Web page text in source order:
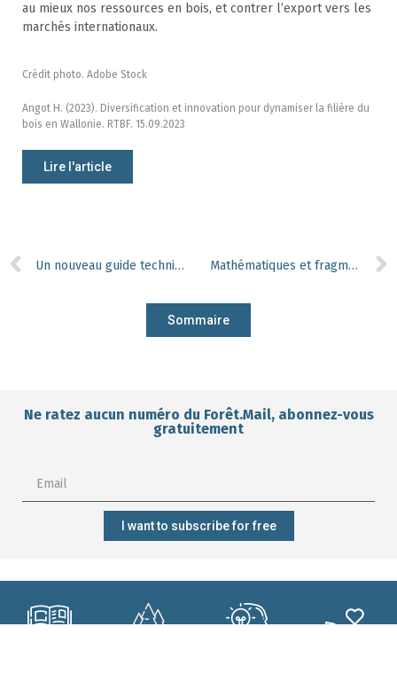
au mieux nos ressources en bois, et contrer l’export vers les
marchés internationaux.
Crédit photo. Adobe Stock
Angot H. (2023). Diversification et innovation pour dynamiser la filière du
bois en Wallonie. RTBF. 15.09.2023
Lire l'article
Un nouveau guide technique pour la conversion en futaie irrégulière Mathématiques et fragmentation forestière, deux mondes à part ? Pas tant !
Sommaire
Ne ratez aucun numéro du Forêt.Mail, abonnez-vous
gratuitement
I want to subscribe for free